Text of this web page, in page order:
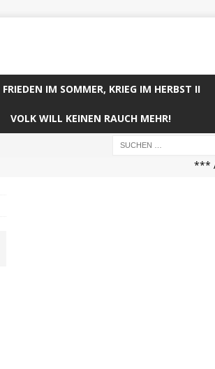
FRIEDEN IM SOMMER, KRIEG IM HERBST II
VOLK WILL KEINEN RAUCH MEHR!
***